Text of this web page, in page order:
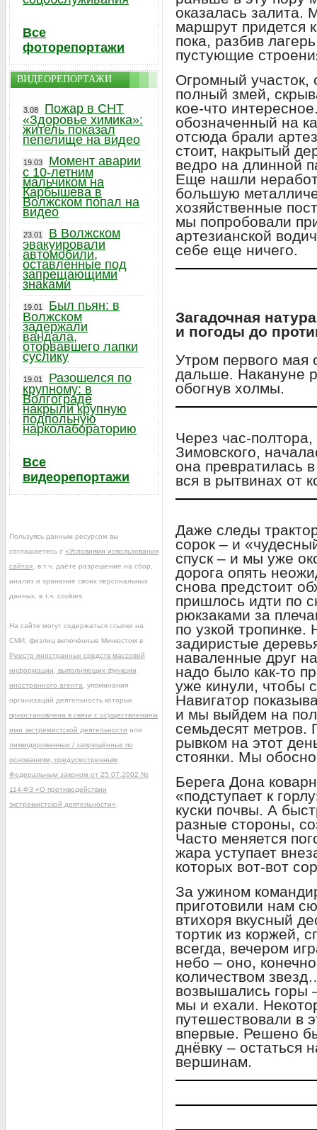
оказалась залита.
маршрут придется
пока, разбив
пустующие
Огромный участок,
полный змей,
кое-что
обозначенный на
отсюда брали
стоит, накрытый
ведро на длинной
Еще нашли
большую
хозяйственные
мы попробовали
артезианской
себе еще ничего.
Загадочная
и погоды до
Утром первого мая
дальше. Накануне
обогнув холмы.
Через час-
Зимовского,
она превратилась
вся в рытвинах от
Даже следы
сорок – и
спуск – и мы уже
дорога опять
снова предстоит
пришлось идти по
рюкзаками за
по узкой тропинке.
задиристые
наваленные друг
надо было как-то
уже кинули, чтобы
Навигатор
и мы выйдем на
семьдесят
рывком на этот
стоянки. Мы
Берега Дона
«подступает к
куски почвы. А
разные стороны,
Часто меняется
жара уступает
которых вот-вот
За ужином
приготовили нам
втихоря вкусный
тортик из коржей,
всегда, вечером
небо – оно,
количеством
возвышались горы
мы и ехали.
путешествовали в
впервые. Решено
днёвку – остаться
вершинам.
Все
фоторепортажи
ВИДЕОРЕПОРТАЖИ
3.08
Пожар в СНТ
«Здоровье химика»:
житель показал
пепелище на видео
19.03
Момент аварии
с 10-летним
мальчиком на
Карбышева в
Волжском попал на
видео
23.01
В Волжском
эвакуировали
автомобили,
оставленные под
запрещающими
знаками
19.01
Был пьян: в
Волжском
задержали
вандала,
оторвавшего лапки
суслику
19.01
Разошелся по
крупному: в
Волгограде
накрыли крупную
подпольную
нарколабораторию
Все
видеорепортажи
Пользуясь данным ресурсом вы
соглашаетесь с «Условиями использования
сайта» , в т.ч. даёте разрешение на сбор,
анализ и хранение своих персональных
данных, в т.ч. cookies.
На сайте могут содержаться ссылки на
СМИ, физлиц включённые Минюстом в
Реестр иностранных средств массовой
информации, выполняющих функции
иностранного агента , упоминания
организаций деятельность которых
приостановлена в связи с осуществлением
ими экстремистской деятельности или
ликвидированных / запрещённых по
основаниям, предусмотренным
Федеральным законом от 25.07.2002 №
114-ФЗ «О противодействии
экстремистской деятельности»